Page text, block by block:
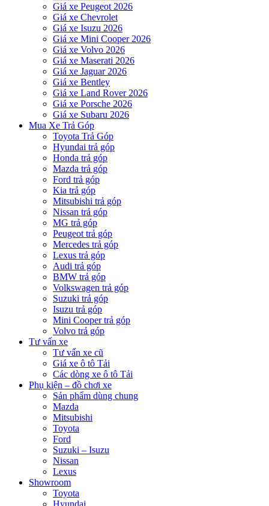
Giá xe Peugeot 2026
Giá xe Chevrolet
Giá xe Isuzu 2026
Giá xe Mini Cooper 2026
Giá xe Volvo 2026
Giá xe Maserati 2026
Giá xe Jaguar 2026
Giá xe Bentley
Giá xe Land Rover 2026
Giá xe Porsche 2026
Giá xe Subaru 2026
Mua Xe Trả Góp
Toyota Trả Góp
Hyundai trả góp
Honda trả góp
Mazda trả góp
Ford trả góp
Kia trả góp
Mitsubishi trả góp
Nissan trả góp
MG trả góp
Peugeot trả góp
Mercedes trả góp
Lexus trả góp
Audi trả góp
BMW trả góp
Volkswagen trả góp
Suzuki trả góp
Isuzu trả góp
Mini Cooper trả góp
Volvo trả góp
Tư vấn xe
Tư vấn xe cũ
Giá xe ô tô Tải
Các dòng xe ô tô Tải
Phụ kiện – đồ chơi xe
Sản phẩm dùng chung
Mazda
Mitsubishi
Toyota
Ford
Suzuki – Isuzu
Nissan
Lexus
Showroom
Toyota
Hyundai